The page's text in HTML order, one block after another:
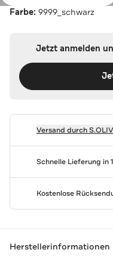
Farbe: 9999_schwarz
Jetzt anmelden
Versand durch
Schnelle Lieferung in
Kostenlose
Herstellerinformationen